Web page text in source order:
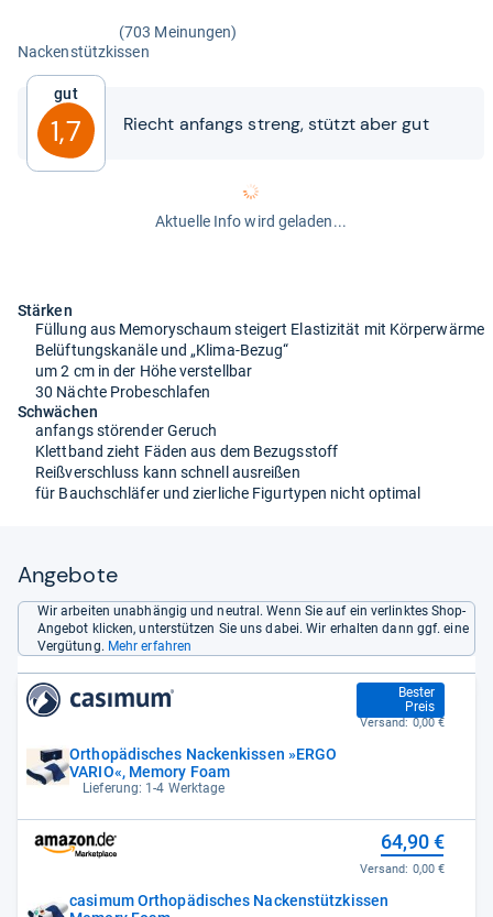
(703 Meinungen)
Nacken­stütz­kis­sen
Gut
1,7 Riecht anfangs streng, stützt aber gut
Aktuelle Info wird geladen...
Stärken
Füllung aus Memoryschaum steigert Elastizität mit Körperwärme
Belüftungskanäle und „Klima-Bezug“
um 2 cm in der Höhe verstellbar
30 Nächte Probeschlafen
Schwächen
anfangs störender Geruch
Klettband zieht Fäden aus dem Bezugsstoff
Reißverschluss kann schnell ausreißen
für Bauchschläfer und zierliche Figurtypen nicht optimal
Angebote
Wir arbeiten unabhängig und neutral. Wenn Sie auf ein verlinktes Shop-
Angebot klicken, unterstützen Sie uns dabei. Wir erhalten dann ggf. eine
Vergütung. Mehr erfahren
Orthopädisches Nackenkissen »ERGO
VARIO«, Memory Foam
Lieferung: 1-4 Werktage
Bester
Preis
59,90 €
Versand: 0,00 €
casimum Orthopädisches Nackenstützkissen
64,90 €
Versand: 0,00 €